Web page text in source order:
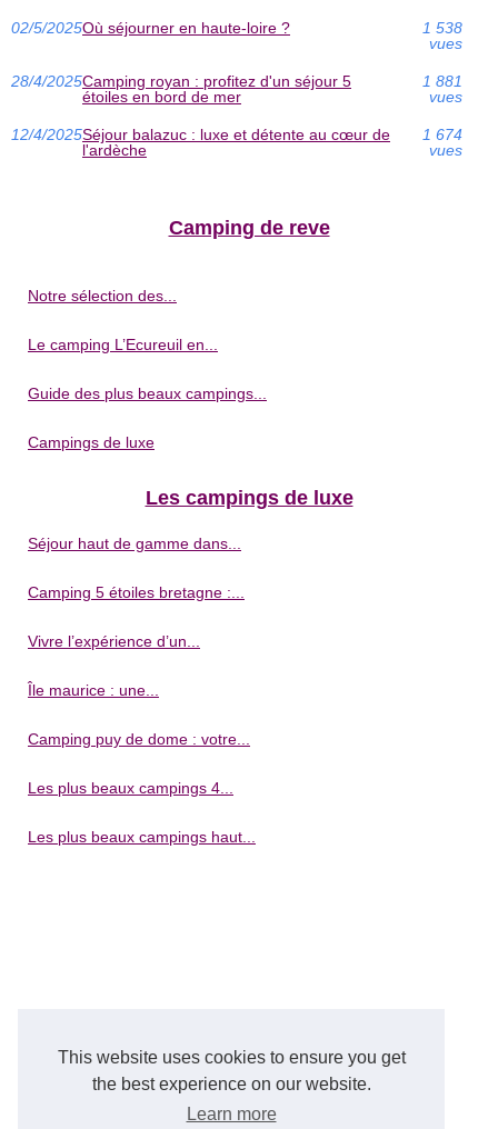
This website uses cookies to ensure you get
the best experience on our website.
Learn more
02/5/2025Où séjourner en haute-loire ?
1 538
vues
28/4/2025Camping royan : profitez d'un séjour 5
étoiles en bord de mer
1 881
vues
12/4/2025Séjour balazuc : luxe et détente au cœur de
l'ardèche
1 674
vues
Camping de reve
Notre sélection des...
Le camping L’Ecureuil en...
Guide des plus beaux campings...
Campings de luxe
Les campings de luxe
Séjour haut de gamme dans...
Camping 5 étoiles bretagne :...
Vivre l’expérience d’un...
Île maurice : une...
Camping puy de dome : votre...
Les plus beaux campings 4...
Les plus beaux campings haut...